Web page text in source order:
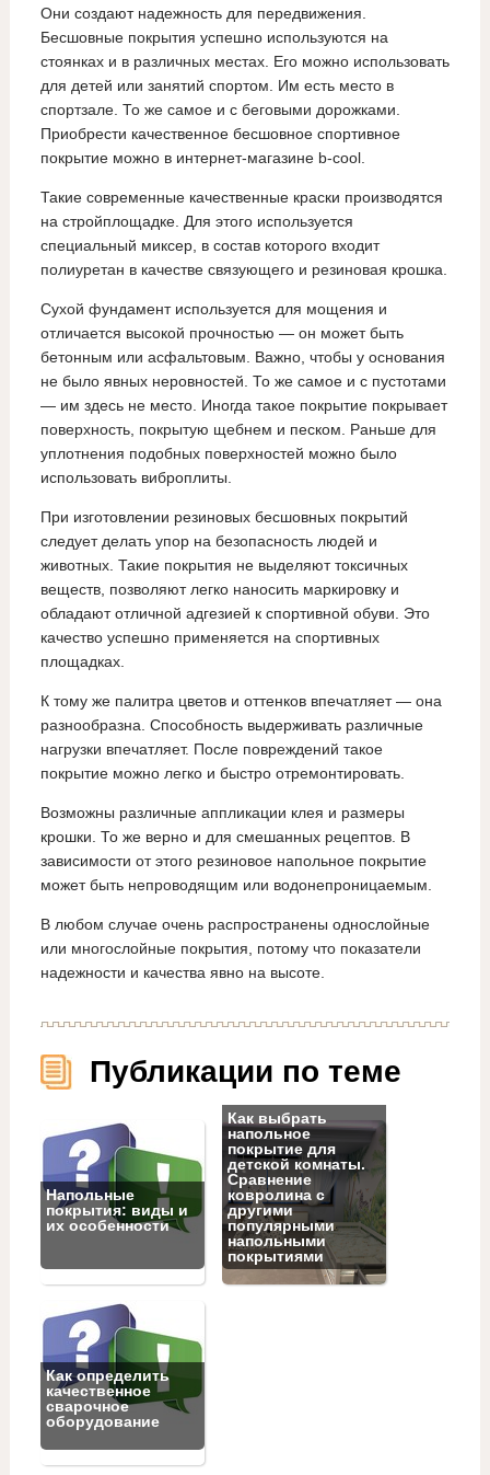
Они создают надежность для передвижения.
Бесшовные покрытия успешно используются на
стоянках и в различных местах. Его можно использовать
для детей или занятий спортом. Им есть место в
спортзале. То же самое и с беговыми дорожками.
Приобрести качественное бесшовное спортивное
покрытие можно в интернет-магазине b-cool.
Такие современные качественные краски производятся
на стройплощадке. Для этого используется
специальный миксер, в состав которого входит
полиуретан в качестве связующего и резиновая крошка.
Сухой фундамент используется для мощения и
отличается высокой прочностью — он может быть
бетонным или асфальтовым. Важно, чтобы у основания
не было явных неровностей. То же самое и с пустотами
— им здесь не место. Иногда такое покрытие покрывает
поверхность, покрытую щебнем и песком. Раньше для
уплотнения подобных поверхностей можно было
использовать виброплиты.
При изготовлении резиновых бесшовных покрытий
следует делать упор на безопасность людей и
животных. Такие покрытия не выделяют токсичных
веществ, позволяют легко наносить маркировку и
обладают отличной адгезией к спортивной обуви. Это
качество успешно применяется на спортивных
площадках.
К тому же палитра цветов и оттенков впечатляет — она
разнообразна. Способность выдерживать различные
нагрузки впечатляет. После повреждений такое
покрытие можно легко и быстро отремонтировать.
Возможны различные аппликации клея и размеры
крошки. То же верно и для смешанных рецептов. В
зависимости от этого резиновое напольное покрытие
может быть непроводящим или водонепроницаемым.
В любом случае очень распространены однослойные
или многослойные покрытия, потому что показатели
надежности и качества явно на высоте.
Публикации по теме
Напольные
покрытия: виды и
их особенности
Как выбрать
напольное
покрытие для
детской комнаты.
Сравнение
ковролина с
другими
популярными
напольными
покрытиями
Как определить
качественное
сварочное
оборудование